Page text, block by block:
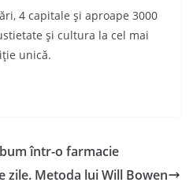
4 capitale şi aproape 3000
şi cultura la cel mai
unică.
într-o farmacie
zile. Metoda lui Will Bowen